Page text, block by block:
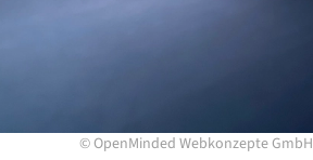
©OpenMinded Webkonzepte GmbH